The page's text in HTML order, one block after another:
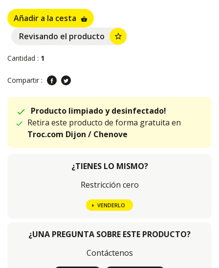
Añadir a la cesta shopping_basket
Revisando el producto star_border
Cantidad : 1
Compartir :
Producto limpiado y desinfectado!
Retira este producto de forma gratuita en
Troc.com Dijon / Chenove
¿TIENES LO MISMO?
Restricción cero
VENDERLO
¿UNA PREGUNTA SOBRE ESTE PRODUCTO?
Contáctenos